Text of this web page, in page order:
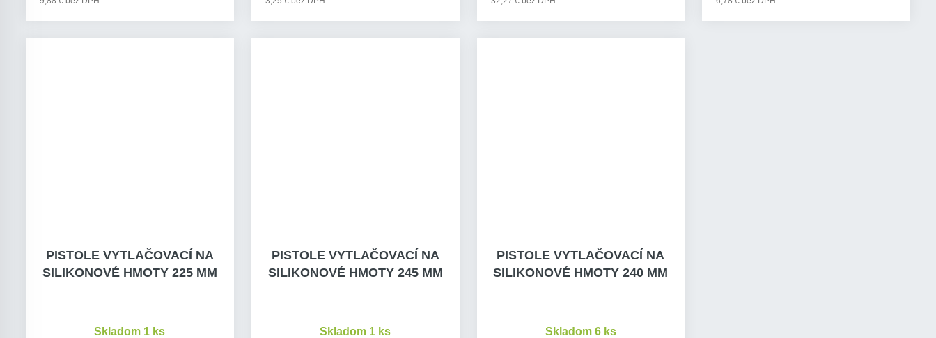
PISTOLE VYTLAČOVACÍ NA
SILIKONOVÉ HMOTY 225 MM
Skladom 1 ks
PISTOLE VYTLAČOVACÍ NA
SILIKONOVÉ HMOTY 245 MM
Skladom 1 ks
PISTOLE VYTLAČOVACÍ NA
SILIKONOVÉ HMOTY 240 MM
Skladom 6 ks